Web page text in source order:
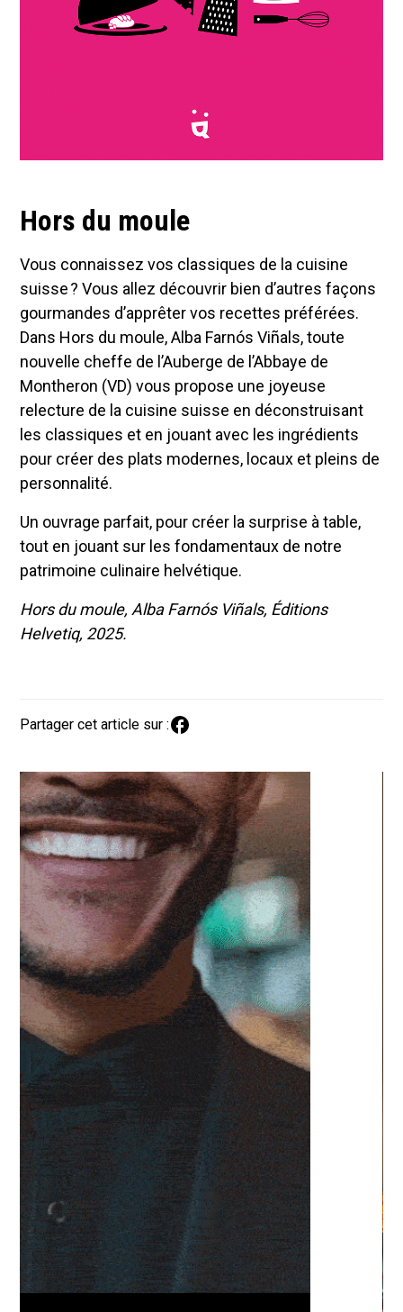
Hors du moule
Vous connaissez vos classiques de la cuisine
suisse ? Vous allez découvrir bien d’autres façons
gourmandes d’apprêter vos recettes préférées.
Dans Hors du moule, Alba Farnós Viñals, toute
nouvelle cheffe de l’Auberge de l’Abbaye de
Montheron (VD) vous propose une joyeuse
relecture de la cuisine suisse en déconstruisant
les classiques et en jouant avec les ingrédients
pour créer des plats modernes, locaux et pleins de
personnalité.
Un ouvrage parfait, pour créer la surprise à table,
tout en jouant sur les fondamentaux de notre
patrimoine culinaire helvétique.
Hors du moule, Alba Farnós Viñals, Éditions
Helvetiq, 2025.
Partager cet article sur :